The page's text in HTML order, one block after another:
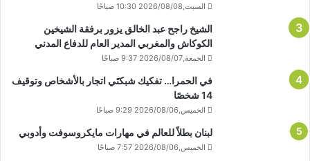
السبت,2026/08/08 10:30 صباحًا
الشيخ راجح عبد الخالق يزور برفقة الشيخين
الكوكاش والمغربي المدير العام للدفاع المدني
الجمعة,2026/08/07 9:37 صباحًا
في الحمرا… تفكيك شبكتَي اتجار بالأشخاص وتوقيف
14 شخصًا
الخميس,2026/08/06 9:29 صباحًا
لبنان بطلاً للعالم في مهارات مايكروسوفت وأدوبي
الخميس,2026/08/06 7:57 صباحًا